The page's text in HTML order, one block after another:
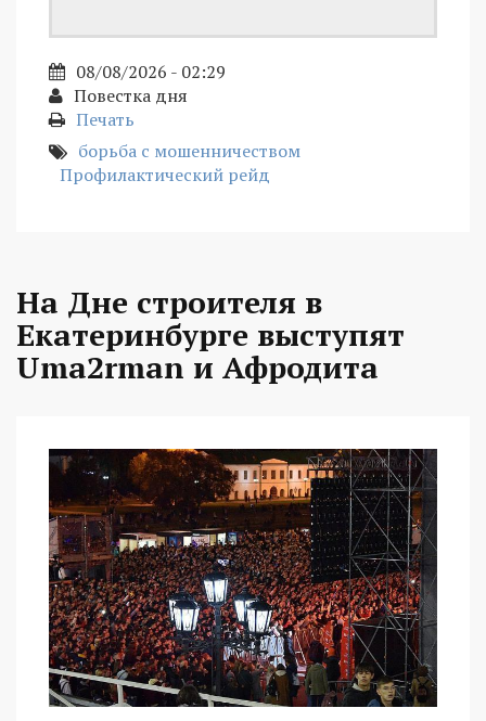
08/08/2026 - 02:29
Повестка дня
Печать
борьба с мошенничеством
Профилактический рейд
На Дне строителя в
Екатеринбурге выступят
Uma2rman и Афродита